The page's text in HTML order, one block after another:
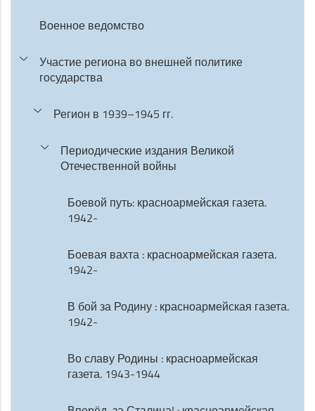
Военное ведомство
Участие региона во внешней политике
государства
Регион в 1939–1945 гг.
Периодические издания Великой
Отечественной войны
Боевой путь: красноармейская газета.
1942-
Боевая вахта : красноармейская газета.
1942-
В бой за Родину : красноармейская газета.
1942-
Во славу Родины : красноармейская
газета. 1943-1944